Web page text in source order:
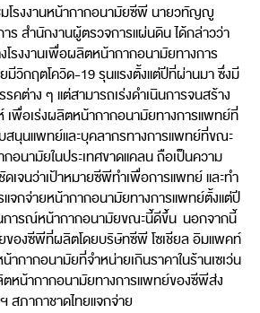
โรงงานหน้ากากอนามัยซีพี นายวทัญญู
สำนักงานผู้ตรวจการแผ่นดิน ได้กล่าวว่า
โรงงานเพื่อผลิตหน้ากากอนามัยทางการ
มีวิกฤตโควิด-19 รุนแรงตั้งแต่ปีที่ผ่านมา ซึ่งมี
คต่าง ๆ แต่สามารถเร่งดำเนินการจนสร้าง
เพื่อเร่งผลิตหน้ากากอนามัยทางการแพทย์ที่
นุนแพทย์และบุคลากรทางการแพทย์ที่ขณะ
อนามัยในประเทศขาดแคลน ถือเป็นความ
ดเจนว่าเป้าหมายซีพีทำเพื่อการแพทย์ และทำ
จกจ่ายหน้ากากอนามัยทางการแพทย์ตั้งแต่ปี
การณ์หน้ากากอนามัยขณะนี้ดีขึ้น นอกจากนี้
องซีพีที่ผลิตโดยบริษัทซีพี โซเชียล อิมแพคท์
ากากอนามัยที่จำหน่ายเกินราคาในร้านเซเว่น
หน้ากากอนามัยทางการแพทย์ของซีพีส่ง
สภากาชาดไทยแจกจ่าย